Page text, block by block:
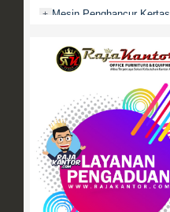
+ Mesin Penghancur Kertas
Mobile File / Roll O Pack
Movitex
Paper Cutter
Partisi Kantor
Promo
+ Rak Serbaguna
+ Ranjang Besi
+ Sofa Kantor